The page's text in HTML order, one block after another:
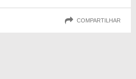
COMPARTILHAR